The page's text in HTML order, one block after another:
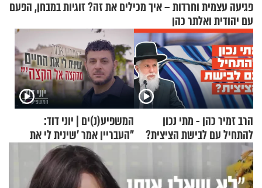
פגיעה עצמית וחרדות – איך מכילים את זה? זוגיות במבחן, הפעם
עם יהודית ואלתר כהן
הרב זמיר כהן - מתי נכון
להתחיל עם לבישת הציצית?
המשפיע(נ)ים | יוני דוד:
"העבריין אמר 'שינית לי את
החיים מהקצה אל הקצה'"